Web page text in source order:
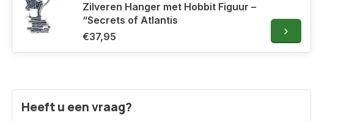
Zilveren Hanger met Hobbit Figuur –
“Secrets of Atlantis
€37,95
Heeft u een vraag?